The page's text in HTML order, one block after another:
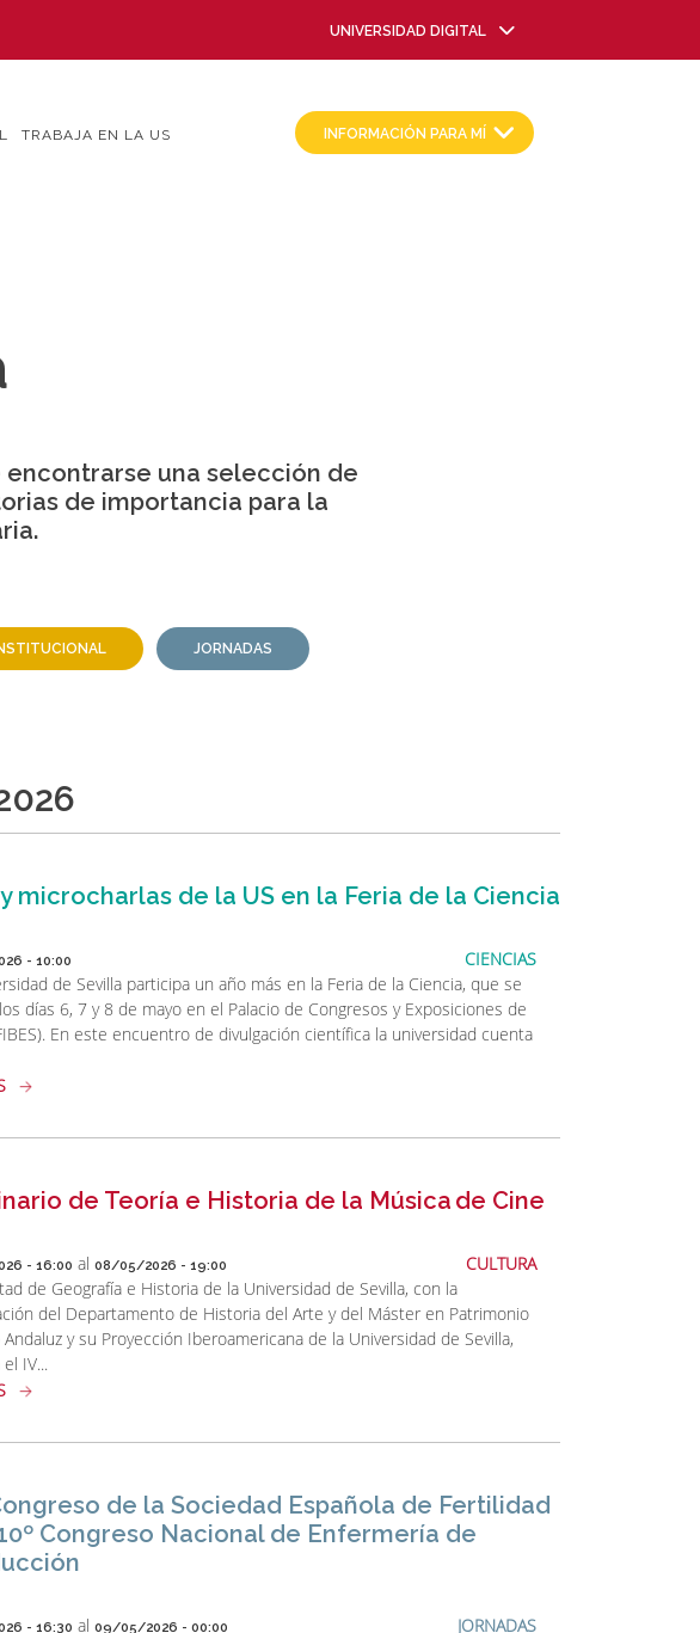
UNIVERSIDAD DIGITAL
TRABAJA EN LA US INFORMACIÓN PARA MÍ
encontrarse una selección de
de importancia para la
JORNADAS
microcharlas de la US en la Feria de la Ciencia
- 10:00
CIENCIAS
de Sevilla participa un año más en la Feria de la Ciencia, que se
días 6, 7 y 8 de mayo en el Palacio de Congresos y Exposiciones de
En este encuentro de divulgación científica la universidad cuenta
de Teoría e Historia de la Música de Cine
- 16:00 al 08/05/2026 - 19:00
CULTURA
de Geografía e Historia de la Universidad de Sevilla, con la
del Departamento de Historia del Arte y del Máster en Patrimonio
y su Proyección Iberoamericana de la Universidad de Sevilla,
IV...
de la Sociedad Española de Fertilidad
10º Congreso Nacional de Enfermería de
- 16:30 al 09/05/2026 - 00:00
JORNADAS